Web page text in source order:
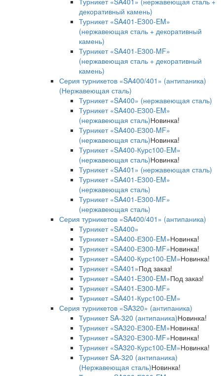
декоративный камень)
Турникет «SA401-E300-EM»
(нержавеющая сталь + декоративный
камень)
Турникет «SA401-E300-MF»
(нержавеющая сталь + декоративный
камень)
Серия турникетов «SA400/401» (антипаника)
(Нержавеющая сталь)
Турникет «SA400» (нержавеющая сталь)
Турникет «SA400-Е300-EM»
(нержавеющая сталь)Новинка!
Турникет «SA400-Е300-MF»
(нержавеющая сталь)Новинка!
Турникет «SA400-Курс100-EM»
(нержавеющая сталь)Новинка!
Турникет «SA401» (нержавеющая сталь)
Турникет «SA401-E300-EM»
(нержавеющая сталь)
Турникет «SA401-E300-MF»
(нержавеющая сталь)
Серия турникетов «SA400/401» (антипаника)
Турникет «SA400»
Турникет «SA400-Е300-EM»Новинка!
Турникет «SA400-Е300-MF»Новинка!
Турникет «SA400-Курс100-EM»Новинка!
Турникет «SA401»Под заказ!
Турникет «SA401-E300-EM»Под заказ!
Турникет «SA401-E300-MF»
Турникет «SA401-Курс100-EM»
Серия турникетов «SA320» (антипаника)
Турникет SA-320 (антипаника)Новинка!
Турникет «SA320-Е300-EM»Новинка!
Турникет «SA320-Е300-MF»Новинка!
Турникет «SA320-Курс100-EM»Новинка!
Турникет SA-320 (антипаника)
(Нержавеющая сталь)Новинка!